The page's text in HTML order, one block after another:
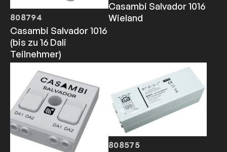
808794
Casambi Salvador 1016
(bis zu 16 Dali
Teilnehmer)
Casambi Salvador 1016
Wieland
808575